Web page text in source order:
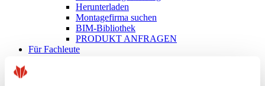
Herunterladen
Montagefirma suchen
BIM-Bibliothek
PRODUKT ANFRAGEN
Für Fachleute